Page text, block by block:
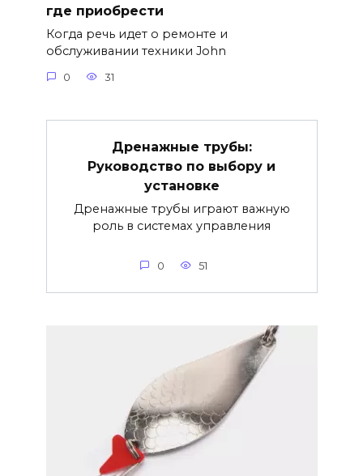
где приобрести
Когда речь идет о ремонте и
обслуживании техники John
0 31
Дренажные трубы:
Руководство по выбору и
установке
Дренажные трубы играют важную
роль в системах управления
0 51